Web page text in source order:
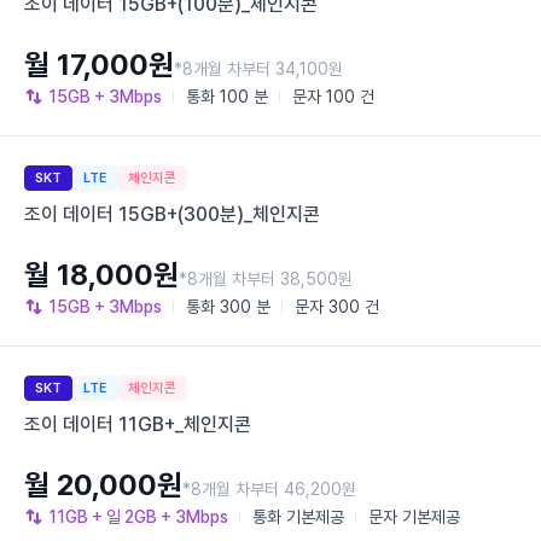
15GB + 3Mbps 통화 100 분 문자 100 건
월 17,000원*8개월 차부터 34,100원
SKT LTE 체인지콘
조이 데이터 15GB+(300분)_체인지콘
15GB + 3Mbps 통화 300 분 문자 300 건
월 18,000원*8개월 차부터 38,500원
SKT LTE 체인지콘
조이 데이터 11GB+_체인지콘
11GB + 일 2GB + 3Mbps 통화 기본제공 문자 기본제공
월 20,000원*8개월 차부터 46,200원